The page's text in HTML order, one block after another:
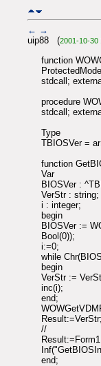
← →
uip88 (2001-10-30
function
stdcall;
procedure
stdcall;
Type
TBIOSVer =
function
Var
BIOSVer :
VerStr : string;
i : integer;
begin
BIOSVer :=
Bool(0));
i:=0;
while
begin
VerStr :=
inc(i);
end;
Result:=VerStr;
//
end;